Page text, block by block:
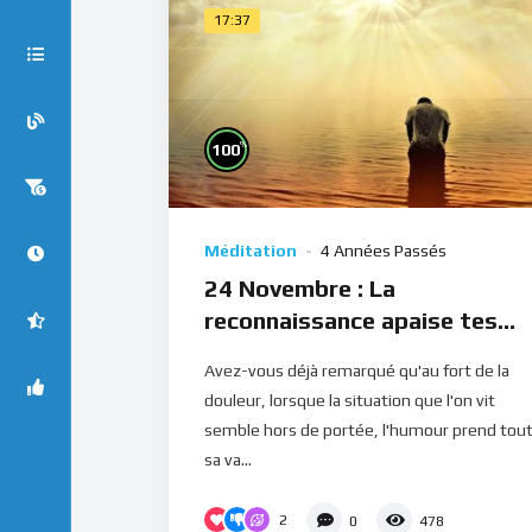
17:37
100%
Méditation 4 Années Passés
24 Novembre : La
reconnaissance apaise tes
Avez-vous déjà remarqué qu'au fort de la
douleur, lorsque la situation que l'on vit
semble hors de portée, l'humour prend
sa va...
2 0 478